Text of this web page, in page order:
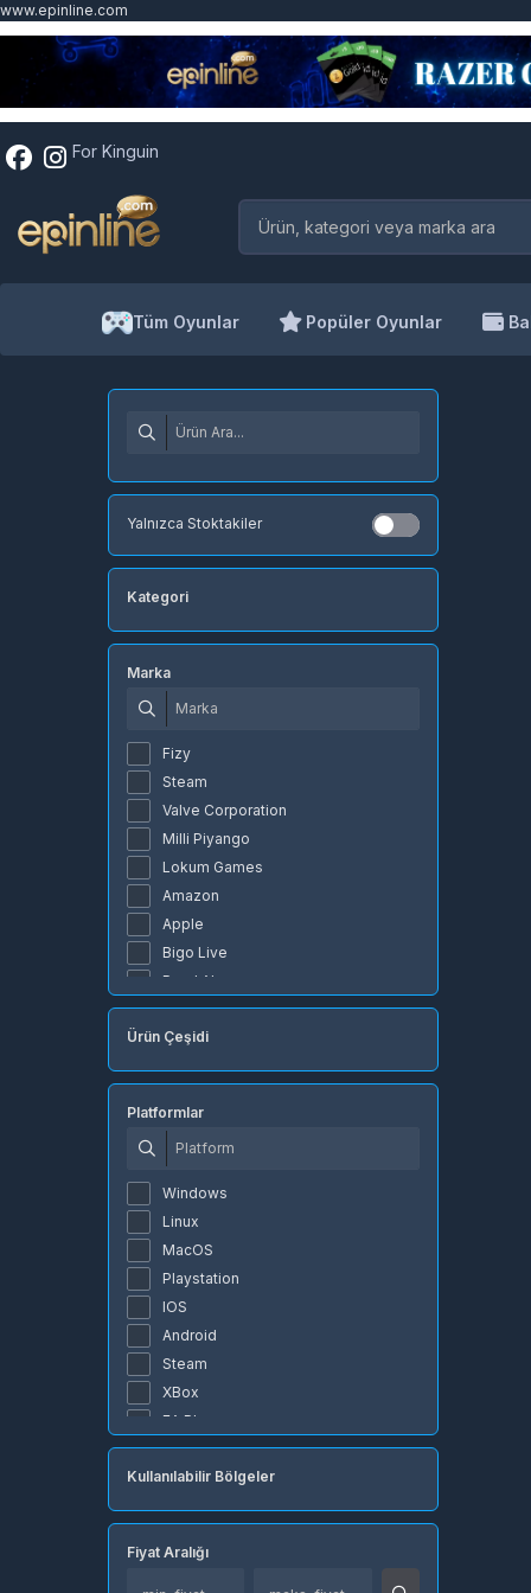
www.epinline.com
For Kinguin
Tüm Oyunlar Popüler Oyunlar
Yalnızca Stoktakiler
Kategori
Marka
Fizy
Steam
Valve Corporation
Milli Piyango
Lokum Games
Amazon
Apple
Bigo Live
Pearl Abyss
BluTV
Dsmart
Exxen
Garena
GeForce
Popmundo
Rokogame
Rise
Ürün Çeşidi
Platformlar
Windows
Linux
MacOS
Playstation
IOS
Android
Steam
XBox
EA Play
Epic Games
Riot Games
Battle.net
Razer
Kullanılabilir Bölgeler
Fiyat Aralığı